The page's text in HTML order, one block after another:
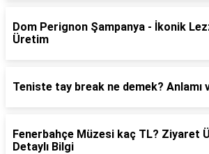
Dom Perignon Şampanya - İkonik
Üretim
Teniste tay break ne demek? Anlamı
Fenerbahçe Müzesi kaç TL? Ziyaret
Detaylı Bilgi